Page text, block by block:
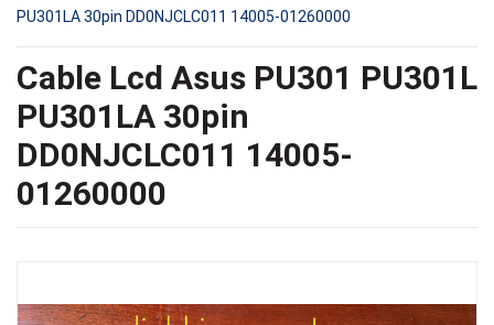
PU301LA 30pin DD0NJCLC011 14005-01260000
Cable Lcd Asus PU301 PU301L
PU301LA 30pin
DD0NJCLC011 14005-
01260000